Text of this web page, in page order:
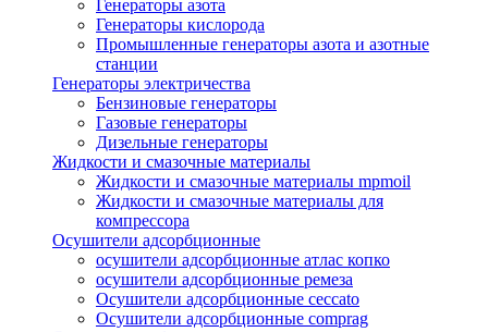
Генераторы азота
Генераторы кислорода
Промышленные генераторы азота и азотные
станции
Генераторы электричества
Бензиновые генераторы
Газовые генераторы
Дизельные генераторы
Жидкости и смазочные материалы
Жидкости и смазочные материалы mpmoil
Жидкости и смазочные материалы для
компрессора
Осушители адсорбционные
осушители адсорбционные атлас копко
осушители адсорбционные ремеза
Осушители адсорбционные ceccato
Осушители адсорбционные comprag